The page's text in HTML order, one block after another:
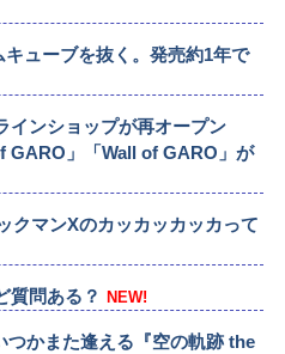
キューブを抜く。発売約1年で
インショップが再オープン
GARO」「Wall of GARO」が
クマンXのカッカッカッカって
質問ある？ NEW!
つかまた逢える『空の軌跡 the